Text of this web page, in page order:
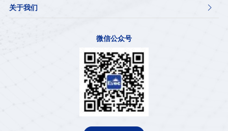
关于我们 
微信公众号